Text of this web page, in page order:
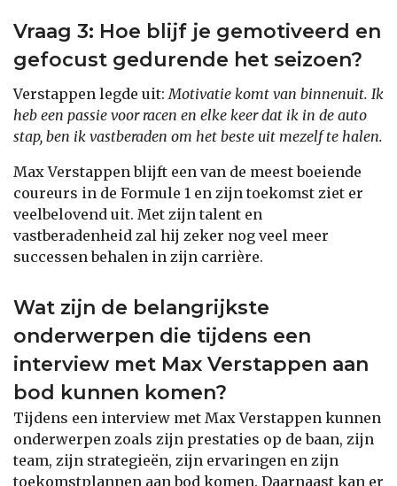
Vraag 3: Hoe blijf je gemotiveerd en
gefocust gedurende het seizoen?
Verstappen legde uit: Motivatie komt van binnenuit. Ik
heb een passie voor racen en elke keer dat ik in de auto
stap, ben ik vastberaden om het beste uit mezelf te halen.
Max Verstappen blijft een van de meest boeiende
coureurs in de Formule 1 en zijn toekomst ziet er
veelbelovend uit. Met zijn talent en
vastberadenheid zal hij zeker nog veel meer
successen behalen in zijn carrière.
Wat zijn de belangrijkste
onderwerpen die tijdens een
interview met Max Verstappen aan
bod kunnen komen?
Tijdens een interview met Max Verstappen kunnen
onderwerpen zoals zijn prestaties op de baan, zijn
team, zijn strategieën, zijn ervaringen en zijn
toekomstplannen aan bod komen. Daarnaast kan er